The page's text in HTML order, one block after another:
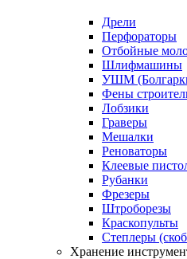
Дрели
Перфораторы
Отбойные
Шлифмашины
УШМ
Фены
Лобзики
Граверы
Мешалки
Реноваторы
Клеевые
Рубанки
Фрезеры
Штроборезы
Краскопульты
Степлеры
Хранение